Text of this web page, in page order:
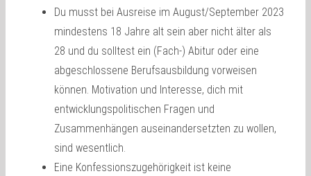
Du musst bei Ausreise im August/September 2023
mindestens 18 Jahre alt sein aber nicht älter als
28 und du solltest ein (Fach-) Abitur oder eine
abgeschlossene Berufsausbildung vorweisen
können. Motivation und Interesse, dich mit
entwicklungspolitischen Fragen und
Zusammenhängen auseinandersetzten zu wollen,
sind wesentlich.
Eine Konfessionszugehörigkeit ist keine